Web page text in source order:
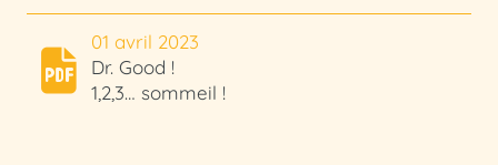
01 avril 2023
Dr. Good !
1,2,3… sommeil !